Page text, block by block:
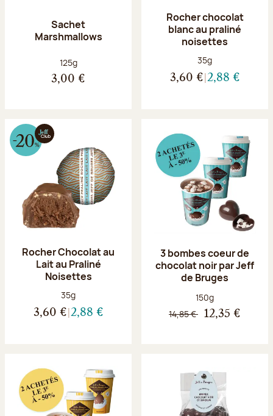
Sachet
Marshmallows
Poids net :
125g
3,00 €
Rocher chocolat
blanc au praliné
noisettes
Poids net :
35g
3,60 € 2,88 €
Rocher Chocolat au
Lait au Praliné
Noisettes
Poids net :
35g
3,60 € 2,88 €
3 bombes coeur de
chocolat noir par Jeff
de Bruges
Poids net :
150g
14,85 € 12,35 €